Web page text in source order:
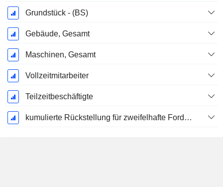
Grundstück - (BS)
Gebäude, Gesamt
Maschinen, Gesamt
Vollzeitmitarbeiter
Teilzeitbeschäftigte
kumulierte Rückstellung für zweifelhafte Forderungen (Zusatz)